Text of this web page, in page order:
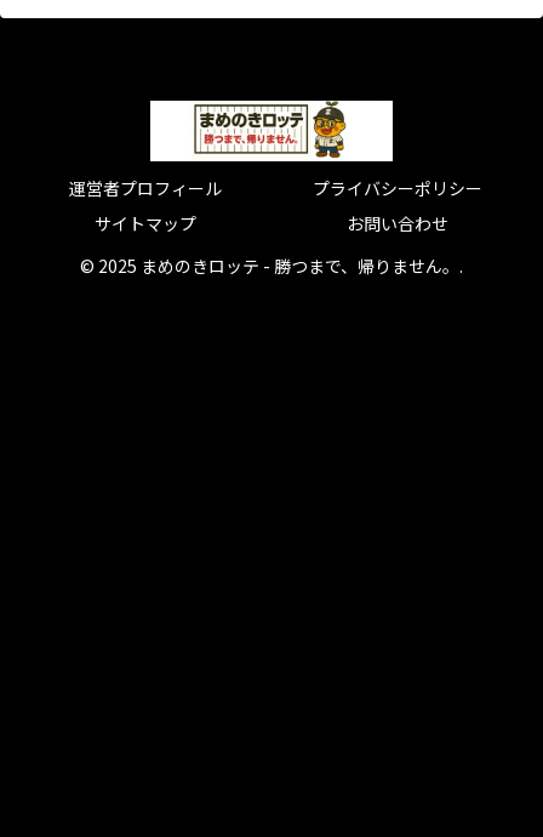
運営者プロフィール
プライバシーポリシー
サイトマップ
お問い合わせ
© 2025 まめのきロッテ - 勝つまで、帰りません。.